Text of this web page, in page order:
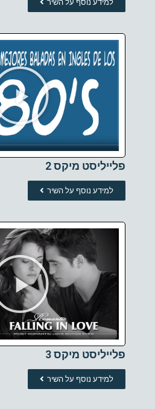
למידע נוסף על השיר
פלייליסט מיקס 2
למידע נוסף על השיר
פלייליסט מיקס 3
למידע נוסף על השיר